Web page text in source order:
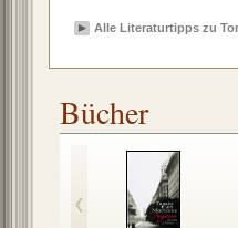
Alle Literaturtipps zu
Bücher